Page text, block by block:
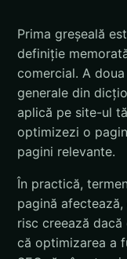
Prima greșeală
definiție
comercial. A
generale din
aplică pe site-ul
optimizezi o
pagini relevante.
În practică,
pagină
risc creează
că optimizarea a